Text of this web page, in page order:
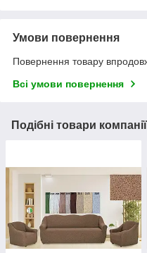
Умови повернення
Повернення товару
Всі умови повернення
Подібні товари компанії